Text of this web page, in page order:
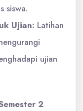
siswa.
Ujian: Latihan
ujian
2